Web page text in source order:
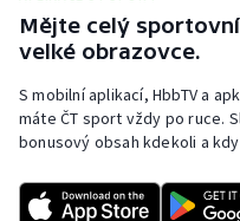
Krasobruslení
Lezení
Lyže a snowboard
Moderní pětiboj
Mějte celý
velké obrazovce.
S mobilní aplikací, HbbTV a
máte ČT sport vždy po ruce.
bonusový obsah kdekoli a